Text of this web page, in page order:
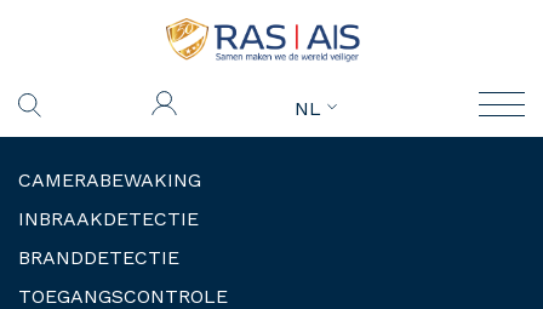
NL
CAMERABEWAKING
INBRAAKDETECTIE
BRANDDETECTIE
TOEGANGSCONTROLE